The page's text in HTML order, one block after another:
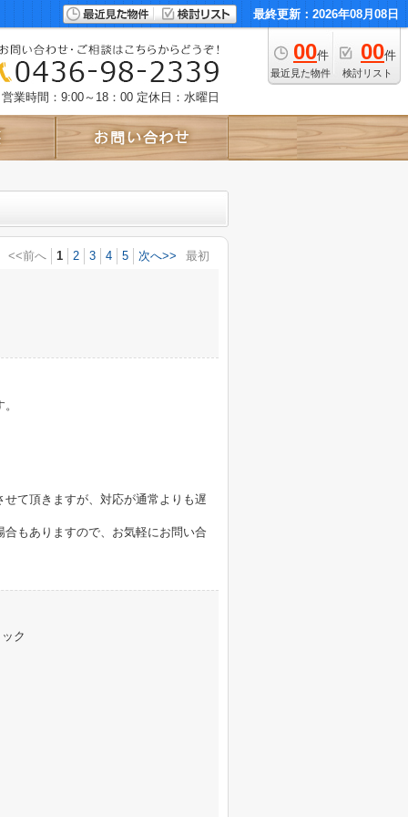
最終更新：2026年08月08日
00件
最近見た物件
00件
検討リスト
営業時間：9:00～18：00 定休日：水曜日
<<前へ 1 2 3 4 5 次へ>> 最初
て頂きますが、対応が通常よりも遅
もありますので、お気軽にお問い合
ク